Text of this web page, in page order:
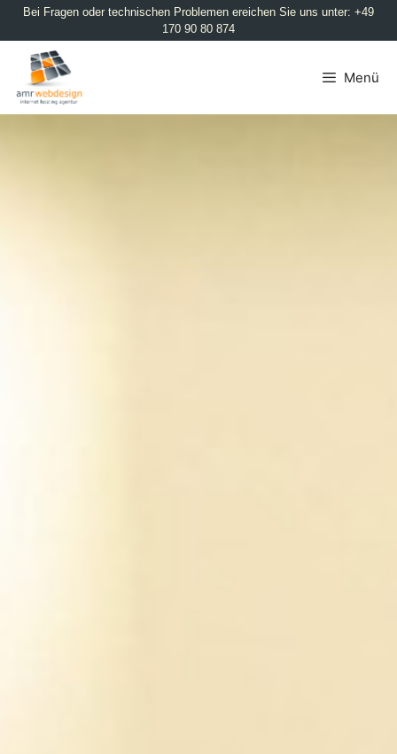
Bei Fragen oder technischen Problemen ereichen Sie uns unter: +49
170 90 80 874
Menü